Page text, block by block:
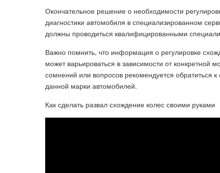
Окончательное решение о необходимости
диагностики автомобиля в специализированном
должны проводиться квалифицированными
Важно помнить, что информация о регулировке
может варьироваться в зависимости от конкретной
сомнений или вопросов рекомендуется
данной марки автомобилей.
Как сделать развал схождение колес своими руками